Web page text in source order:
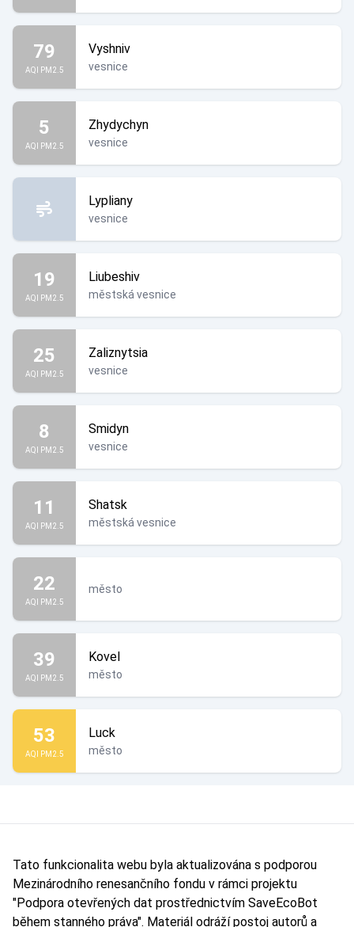
79
AQI PM2.5
Vyshniv
vesnice
5
AQI PM2.5
Zhydychyn
vesnice
Lypliany
vesnice
19
AQI PM2.5
Liubeshiv
městská vesnice
25
AQI PM2.5
Zaliznytsia
vesnice
8
AQI PM2.5
Smidyn
vesnice
11
AQI PM2.5
Shatsk
městská vesnice
22
AQI PM2.5
město
39
AQI PM2.5
Kovel
město
53
AQI PM2.5
Luck
město
Tato funkcionalita webu byla aktualizována s podporou
Mezinárodního renesančního fondu v rámci projektu
"Podpora otevřených dat prostřednictvím SaveEcoBot
během stanného práva". Materiál odráží postoj autorů a